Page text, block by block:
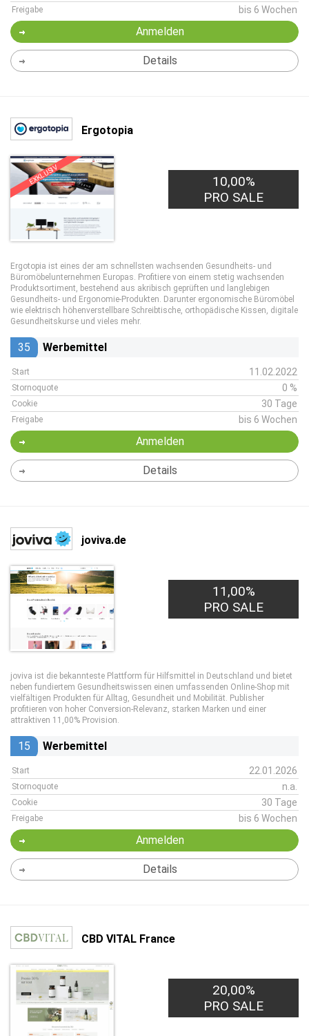
Freigabe bis 6 Wochen
Anmelden
Details
Ergotopia
EXKLUSIV
10,00%
PRO SALE
Ergotopia ist eines der am schnellsten wachsenden Gesundheits- und
Büromöbelunternehmen Europas. Profitiere von einem stetig wachsenden
Produktsortiment, bestehend aus akribisch geprüften und langlebigen
Gesundheits- und Ergonomie-Produkten. Darunter ergonomische Büromöbel
wie elektrisch höhenverstellbare Schreibtische, orthopädische Kissen, digitale
Gesundheitskurse und vieles mehr.
35 Werbemittel
Start 11.02.2022
Stornoquote 0 %
Cookie 30 Tage
Freigabe bis 6 Wochen
Anmelden
Details
joviva.de
11,00%
PRO SALE
joviva ist die bekannteste Plattform für Hilfsmittel in Deutschland und bietet
neben fundiertem Gesundheitswissen einen umfassenden Online-Shop mit
vielfältigen Produkten für Alltag, Gesundheit und Mobilität. Publisher
profitieren von hoher Conversion-Relevanz, starken Marken und einer
attraktiven 11,00% Provision.
15 Werbemittel
Start 22.01.2026
Stornoquote n.a.
Cookie 30 Tage
Freigabe bis 6 Wochen
Anmelden
Details
CBD VITAL France
20,00%
PRO SALE